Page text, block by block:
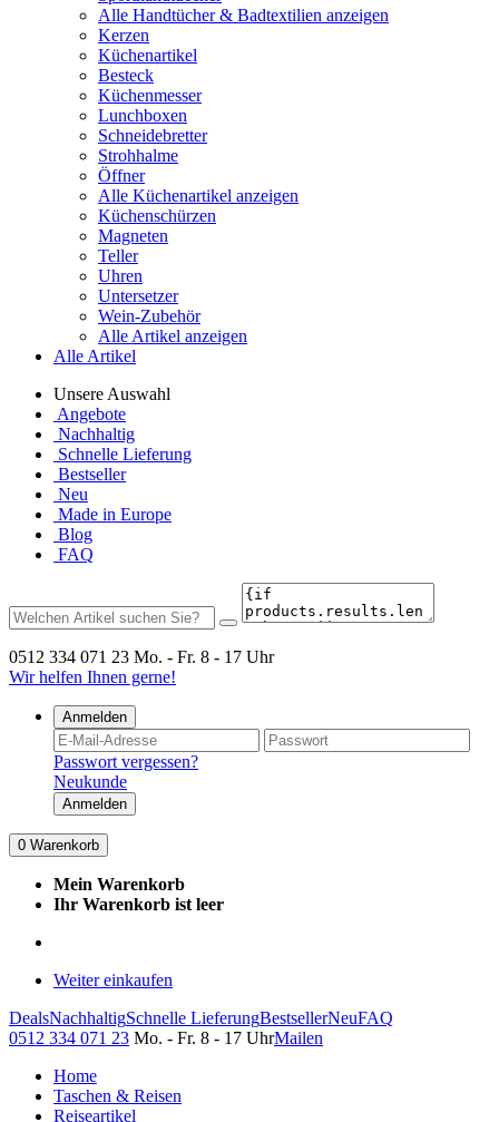
Alle Handtücher & Badtextilien anzeigen
Kerzen
Küchenartikel
Besteck
Küchenmesser
Lunchboxen
Schneidebretter
Strohhalme
Öffner
Alle Küchenartikel anzeigen
Küchenschürzen
Magneten
Teller
Uhren
Untersetzer
Wein-Zubehör
Alle Artikel anzeigen
Alle Artikel
Unsere Auswahl
Angebote
Nachhaltig
Schnelle Lieferung
Bestseller
Neu
Made in Europe
Blog
FAQ
0512 334 071 23 Mo. - Fr. 8 - 17 Uhr
Wir helfen Ihnen gerne!
Anmelden
Passwort vergessen?
Neukunde
Anmelden
0 Warenkorb
Mein Warenkorb
Ihr Warenkorb ist leer
Weiter einkaufen
DealsNachhaltigSchnelle LieferungBestsellerNeuFAQ
0512 334 071 23 Mo. - Fr. 8 - 17 UhrMailen
Home
Taschen & Reisen
Reiseartikel